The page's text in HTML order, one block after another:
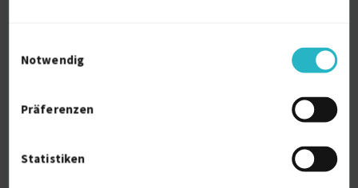
Notwendig
Präferenzen
Statistiken